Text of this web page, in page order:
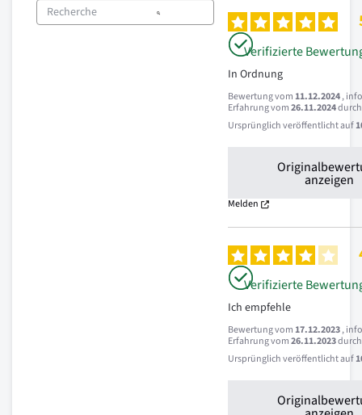
Verifizierte
In Ordnung
Bewertung vom11.12.2024,
Erfahrung vom26.11.2024
Ursprünglich veröffentlicht auf
anzeigen
Melden
Verifizierte
Ich empfehle
Bewertung vom17.12.2023,
Erfahrung vom26.11.2023
Ursprünglich veröffentlicht auf